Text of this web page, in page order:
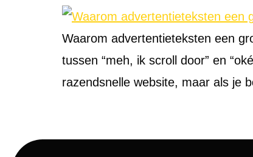
Waarom advertentieteksten een
tussen “meh, ik scroll door” en
razendsnelle website, maar als je